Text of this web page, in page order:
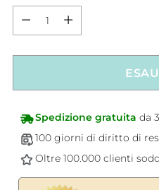
Spedizione gratuita da
100 giorni di diritto di
Oltre 100.000 clienti